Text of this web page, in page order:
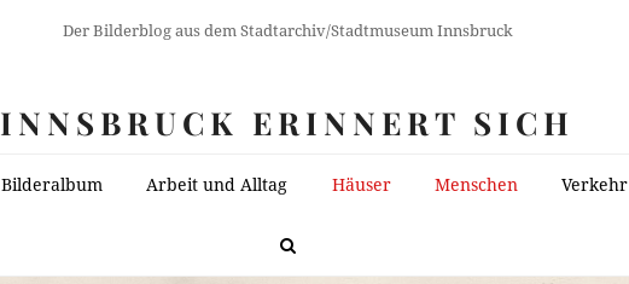
Der Bilderblog aus dem Stadtarchiv/Stadtmuseum Innsbruck
INNSBRUCK ERINNERT SICH
Bilderalbum Arbeit und Alltag Häuser Menschen Verkehr